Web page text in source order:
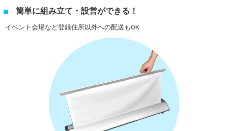
簡単に組み立て・設営ができる！
イベント会場など登録住所以外への配送もOK